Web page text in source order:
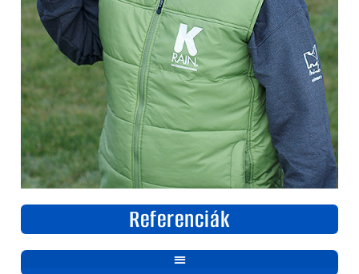
Referenciák